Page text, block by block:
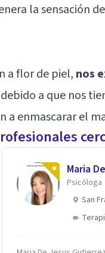
la sensación
a flor de piel, nos
a que nos
a enmascarar el
Maria
Psicóloga
San